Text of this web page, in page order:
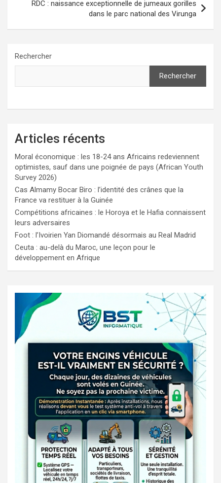
RDC : naissance exceptionnelle de jumeaux gorilles
dans le parc national des Virunga
Rechercher
Rechercher
Articles récents
Moral économique : les 18-24 ans Africains redeviennent
optimistes, sauf dans une poignée de pays (African Youth
Survey 2026)
Cas Almamy Bocar Biro : l’identité des crânes que la
France va restituer à la Guinée
Compétitions africaines : le Horoya et le Hafia connaissent
leurs adversaires
Foot : l’Ivoirien Yan Diomandé désormais au Real Madrid
Ceuta : au-delà du Maroc, une leçon pour le
développement en Afrique